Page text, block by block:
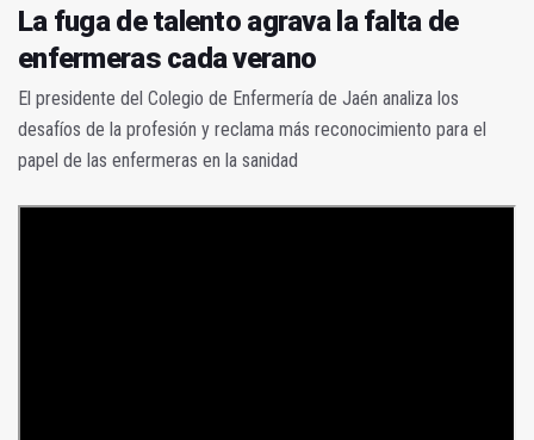
La fuga de talento agrava la falta de
enfermeras cada verano
El presidente del Colegio de Enfermería de Jaén analiza los
desafíos de la profesión y reclama más reconocimiento para el
papel de las enfermeras en la sanidad